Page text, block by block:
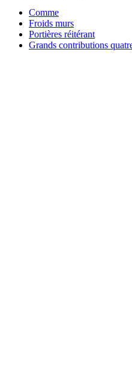
Comme
Froids murs
Portières réitérant
Grands contributions